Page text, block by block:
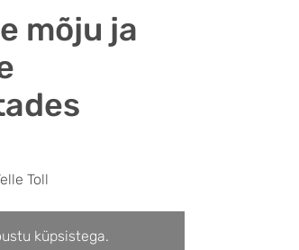
mõju ja
Toll
küpsistega.